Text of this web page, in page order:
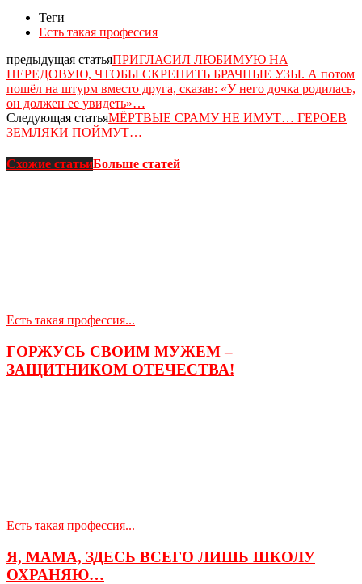
Теги
Есть такая профессия
предыдущая статьяПРИГЛАСИЛ ЛЮБИМУЮ НА
ПЕРЕДОВУЮ, ЧТОБЫ СКРЕПИТЬ БРАЧНЫЕ УЗЫ. А потом
пошёл на штурм вместо друга, сказав: «У него дочка родилась,
он должен ее увидеть»…
Следующая статьяМЁРТВЫЕ СРАМУ НЕ ИМУТ… ГЕРОЕВ
ЗЕМЛЯКИ ПОЙМУТ…
Схожие статьиБольше статей
Есть такая профессия...
ГОРЖУСЬ СВОИМ МУЖЕМ –
ЗАЩИТНИКОМ ОТЕЧЕСТВА!
Есть такая профессия...
Я, МАМА, ЗДЕСЬ ВСЕГО ЛИШЬ ШКОЛУ
ОХРАНЯЮ…